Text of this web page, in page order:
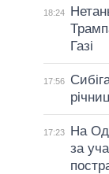
18:24
Газі
17:56
17:23
На
за